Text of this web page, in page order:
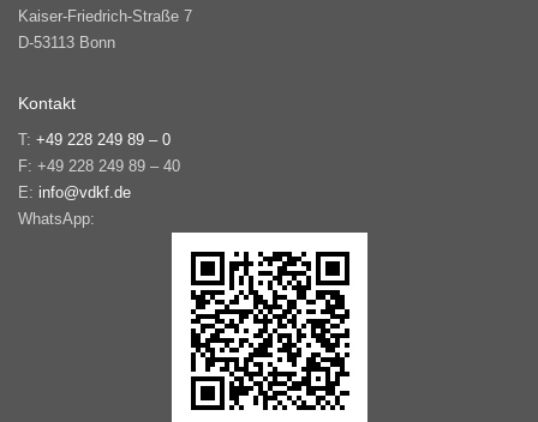
Kaiser-Friedrich-Straße 7
D-53113 Bonn
Kontakt
T: +49 228 249 89 – 0
F: +49 228 249 89 – 40
E: info@vdkf.de
WhatsApp: